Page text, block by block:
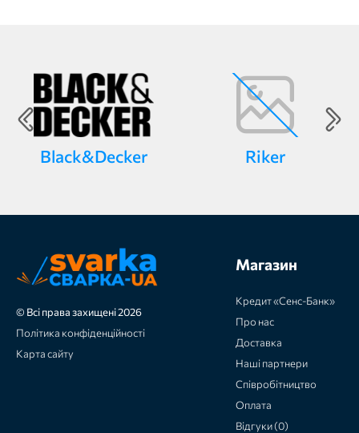
Black&Decker Riker
© Всі права захищені 2026
Політика конфіденційності
Карта сайту
Магазин
Кредит «Сенс-Банк»
Про нас
Доставка
Наші партнери
Співробітництво
Оплата
Відгуки (0)